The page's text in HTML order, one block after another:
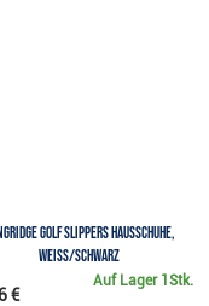
Golf Slippers Hausschuhe,
weiss/schwarz
Auf Lager 1Stk.
€